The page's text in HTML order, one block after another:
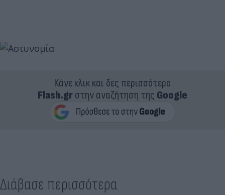
Κάνε κλικ και δες περισσότερο
Flash.grστην αναζήτηση της Google
Διάβασε περισσότερα